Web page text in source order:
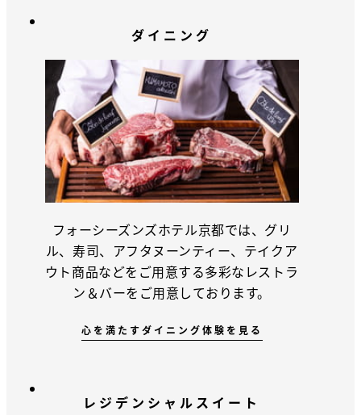
ダイニング
フォーシーズンズホテル京都では、グリ
ル、寿司、アフタヌーンティー、テイクア
ウト商品などをご用意する多彩なレストラ
ン＆バーをご用意しております。
心を満たすダイニング体験を見る
レジデンシャルスイート